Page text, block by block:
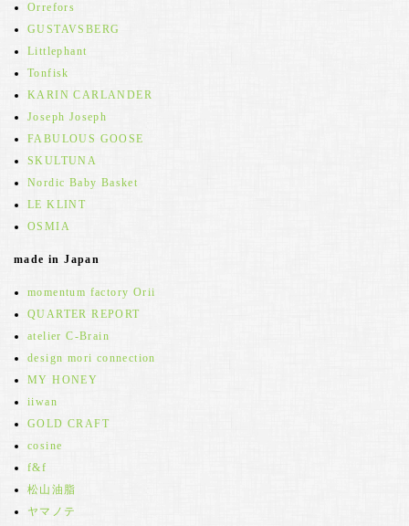
Orrefors
GUSTAVSBERG
Littlephant
Tonfisk
KARIN CARLANDER
Joseph Joseph
FABULOUS GOOSE
SKULTUNA
Nordic Baby Basket
LE KLINT
OSMIA
made in Japan
momentum factory Orii
QUARTER REPORT
atelier C-Brain
design mori connection
MY HONEY
iiwan
GOLD CRAFT
cosine
f&f
松山油脂
ヤマノテ